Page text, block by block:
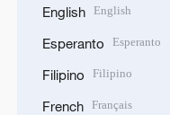
English English
Esperanto Esperanto
Filipino Filipino
French Français